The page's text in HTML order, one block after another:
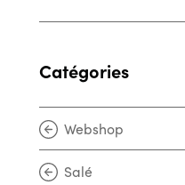
Catégories
Webshop
Salé